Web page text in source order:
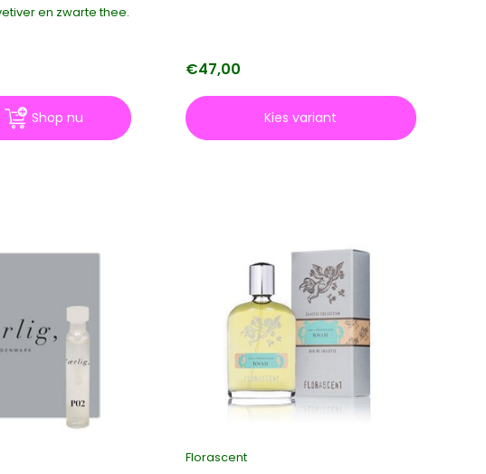
en zwarte thee.
Shop nu
€47,00
Kies variant
Florascent